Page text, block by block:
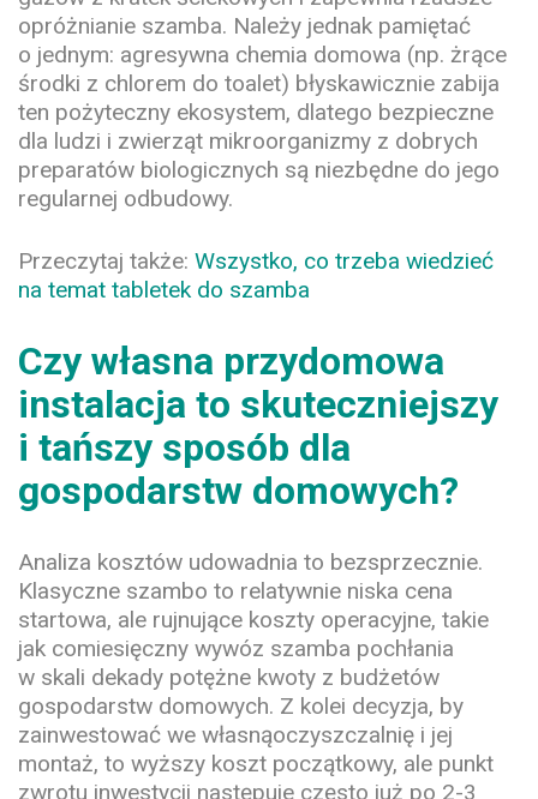
opróżnianie szamba. Należy jednak pamiętać
o jednym: agresywna chemia domowa (np. żrące
środki z chlorem do toalet) błyskawicznie zabija
ten pożyteczny ekosystem, dlatego bezpieczne
dla ludzi i zwierząt mikroorganizmy z dobrych
preparatów biologicznych są niezbędne do jego
regularnej odbudowy.
Przeczytaj także: Wszystko, co trzeba wiedzieć
na temat tabletek do szamba
Czy własna przydomowa
instalacja to skuteczniejszy
i tańszy sposób dla
gospodarstw domowych?
Analiza kosztów udowadnia to bezsprzecznie.
Klasyczne szambo to relatywnie niska cena
startowa, ale rujnujące koszty operacyjne, takie
jak comiesięczny wywóz szamba pochłania
w skali dekady potężne kwoty z budżetów
gospodarstw domowych. Z kolei decyzja, by
zainwestować we własnąoczyszczalnię i jej
montaż, to wyższy koszt początkowy, ale punkt
zwrotu inwestycji następuje często już po 2-3